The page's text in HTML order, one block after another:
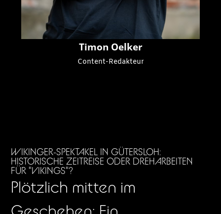
Timon Oelker
Content-Redakteur
WIKINGER-SPEKTAKEL IN GÜTERSLOH:
HISTORISCHE ZEITREISE ODER DREHARBEITEN
FÜR "VIKINGS"?
Plötzlich mitten im